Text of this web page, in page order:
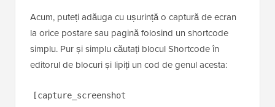
Acum, puteți adăuga cu ușurință o captură de ecran
la orice postare sau pagină folosind un shortcode
simplu. Pur și simplu căutați blocul Shortcode în
editorul de blocuri și lipiți un cod de genul acesta:
[capture_screenshot